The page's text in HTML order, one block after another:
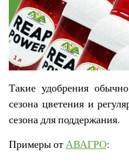
Такие удобрения
сезона цветения и
сезона для поддержания.
Примеры от АВАГРО: